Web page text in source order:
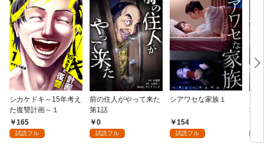
シカケドキ～15年考え
た復讐計画～１
165
試読フル
前の住人がやって来た
第1話
0
試読フル
シアワセな家族１
154
試読フル
地